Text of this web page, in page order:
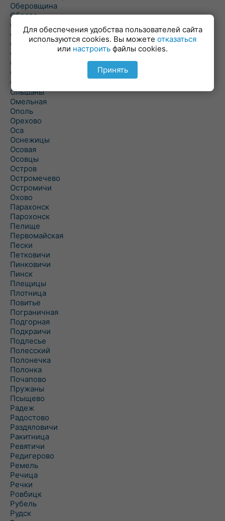
Оберовщина
Оброво
Огаревичи
Одрижин
Оздамичи
Озяты
Олтуш
Ольманы
Ольпень
Ольшаны
Омельная
Ополь
Орехово
Оса
Оснежицы
Осовая
Осовцы
Остров
Остромечево
Остромичи
Охово
Парахонск
Парохонск
Пелище
Первомайская
Пески
Петковичи
Пинковичи
Пинск
Плещицы
Плотница
Повитье
Пограничная
Подгорная
Подкраичи
Подлесье
Полесский
Полонечка
Полонка
Почапово
Пружаны
Псыщево
Радеж
Радостово
Раздяловичи
Ракитница
Ревятичи
Редигерово
Ремель
Речица
Речки
Ровбицк
Рубель
Рудск
Для обеспечения удобства пользователей сайта
используются cookies. Вы можете отказаться
или настроить файлы cookies.
Принять